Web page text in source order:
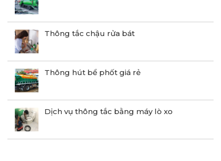
Thông tắc chậu rửa bát
Thông hút bể phốt giá rẻ
Dịch vụ thông tắc bằng máy lò xo